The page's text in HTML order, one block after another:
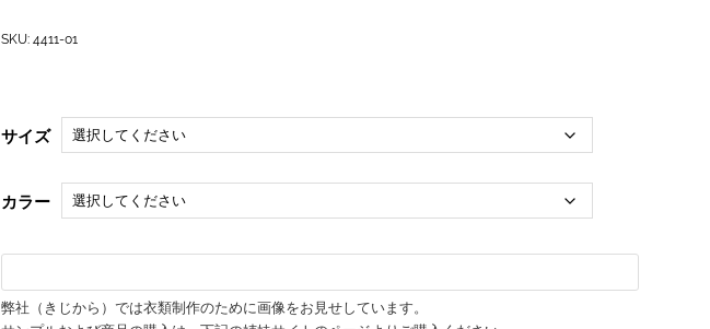
SKU: 4411-01
サイズ
カラー
弊社（きじから）では衣類制作のために画像をお見せしています。